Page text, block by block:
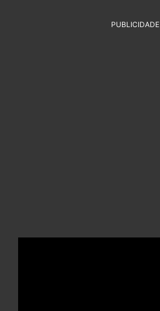
PUBLICIDADE